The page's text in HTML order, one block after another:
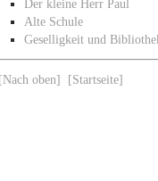
Der kleine Herr Paul
Alte Schule
Geselligkeit und
[Nach oben] [Startseite]